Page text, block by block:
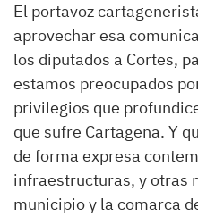
El portavoz
aprovechar esa
los diputados a Cortes,
estamos preocupados
privilegios que
que sufre Cartagena. Y
de forma expresa
infraestructuras, y otras
municipio y la comarca